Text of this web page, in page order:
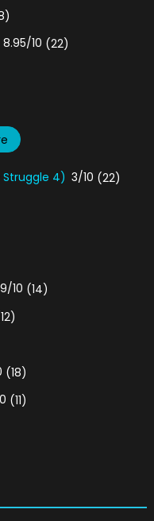
8.95/10 (22)
Struggle 4) 3/10 (22)
10 (14)
(18)
(11)